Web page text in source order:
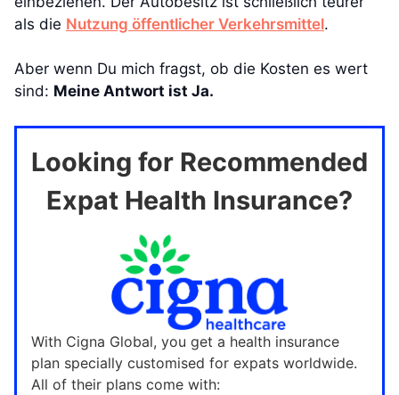
als die Nutzung öffentlicher Verkehrsmittel.
Aber wenn Du mich fragst, ob die Kosten es wert
sind: Meine Antwort ist Ja.
Looking for Recommended
Expat Health Insurance?
With Cigna Global, you get a health insurance
plan specially customised for expats worldwide.
All of their plans come with: